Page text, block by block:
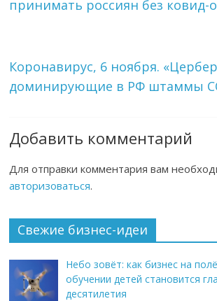
принимать россиян без ковид-
Коронавирус, 6 ноября.
доминирующие в РФ штаммы
Добавить комментарий
Для отправки комментария вам
авторизоваться.
Свежие бизнес-идеи
Небо зовёт: как бизнес на
обучении детей становится
десятилетия